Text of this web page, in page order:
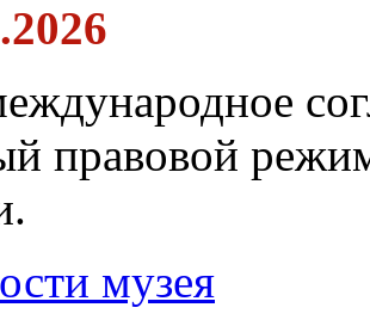
правовой
музея